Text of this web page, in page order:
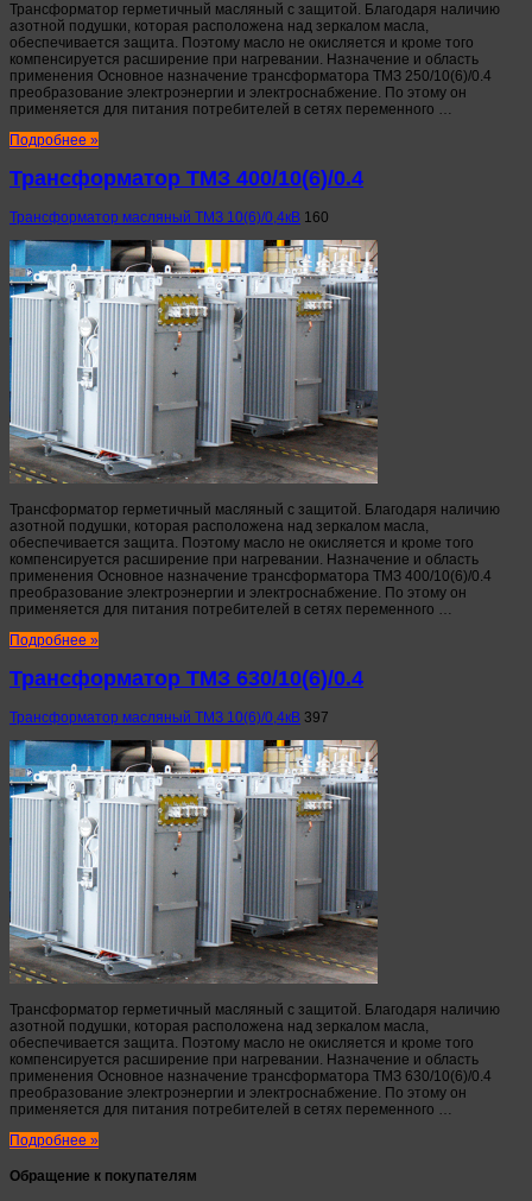
Трансформатор герметичный масляный с защитой. Благодаря наличию
азотной подушки, которая расположена над зеркалом масла,
обеспечивается защита. Поэтому масло не окисляется и кроме того
компенсируется расширение при нагревании. Назначение и область
применения Основное назначение трансформатора ТМЗ 250/10(6)/0.4
преобразование электроэнергии и электроснабжение. По этому он
применяется для питания потребителей в сетях переменного …
Подробнее »
Трансформатор ТМЗ 400/10(6)/0.4
Трансформатор масляный ТМЗ 10(6)/0,4кВ 160
Трансформатор герметичный масляный с защитой. Благодаря наличию
азотной подушки, которая расположена над зеркалом масла,
обеспечивается защита. Поэтому масло не окисляется и кроме того
компенсируется расширение при нагревании. Назначение и область
применения Основное назначение трансформатора ТМЗ 400/10(6)/0.4
преобразование электроэнергии и электроснабжение. По этому он
применяется для питания потребителей в сетях переменного …
Подробнее »
Трансформатор ТМЗ 630/10(6)/0.4
Трансформатор масляный ТМЗ 10(6)/0,4кВ 397
Трансформатор герметичный масляный с защитой. Благодаря наличию
азотной подушки, которая расположена над зеркалом масла,
обеспечивается защита. Поэтому масло не окисляется и кроме того
компенсируется расширение при нагревании. Назначение и область
применения Основное назначение трансформатора ТМЗ 630/10(6)/0.4
преобразование электроэнергии и электроснабжение. По этому он
применяется для питания потребителей в сетях переменного …
Подробнее »
Обращение к покупателям